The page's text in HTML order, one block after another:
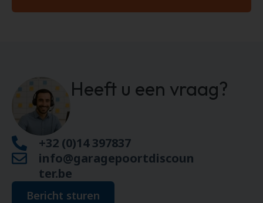
Heeft u een vraag?
+32 (0)14 397837
info@garagepoortdiscoun
ter.be
Bericht sturen